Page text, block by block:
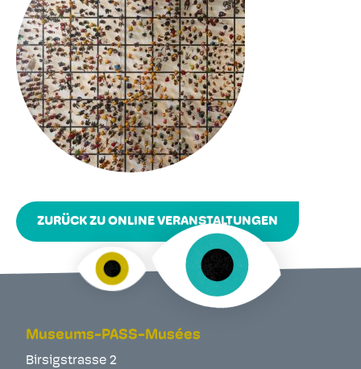
ZURÜCK ZU ONLINE VERANSTALTUNGEN
Museums-PASS-Musées
Birsigstrasse 2